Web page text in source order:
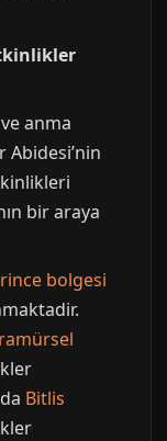
anma
Abidesi’nin
bir araya
bolgesi
Bitlis